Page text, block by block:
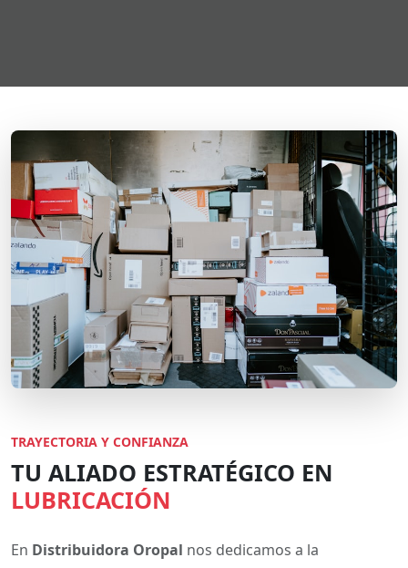
TRAYECTORIA Y CONFIANZA
TU ALIADO ESTRATÉGICO EN
LUBRICACIÓN
En Distribuidora Oropal nos dedicamos a la